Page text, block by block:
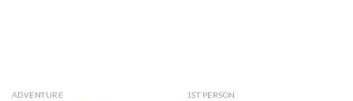
ADVENTURE 1ST PERSON